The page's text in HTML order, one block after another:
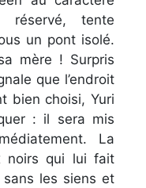
réservé, tente
un pont isolé.
mère ! Surpris
que l’endroit
bien choisi, Yuri
: il sera mis
La
noirs qui lui fait
les siens et